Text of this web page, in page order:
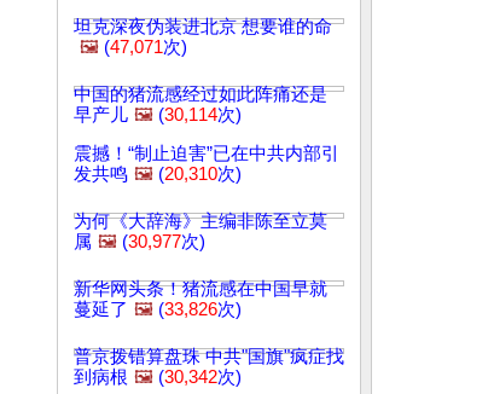
坦克深夜伪装进北京 想要谁的命
🖼️ (47,071次)
中国的猪流感经过如此阵痛还是
早产儿 🖼️ (30,114次)
震撼！“制止迫害”已在中共内部引
发共鸣 🖼️ (20,310次)
为何《大辞海》主编非陈至立莫
属 🖼️ (30,977次)
新华网头条！猪流感在中国早就
蔓延了 🖼️ (33,826次)
普京拨错算盘珠 中共"国旗"疯症找
到病根 🖼️ (30,342次)